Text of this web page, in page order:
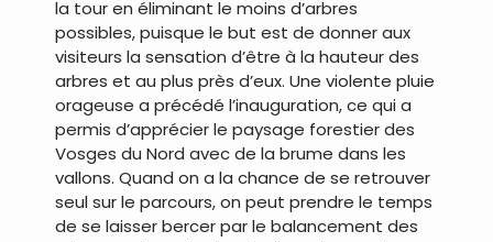
la tour en éliminant le moins d’arbres
possibles, puisque le but est de donner aux
visiteurs la sensation d’être à la hauteur des
arbres et au plus près d’eux. Une violente pluie
orageuse a précédé l’inauguration, ce qui a
permis d’apprécier le paysage forestier des
Vosges du Nord avec de la brume dans les
vallons. Quand on a la chance de se retrouver
seul sur le parcours, on peut prendre le temps
de se laisser bercer par le balancement des